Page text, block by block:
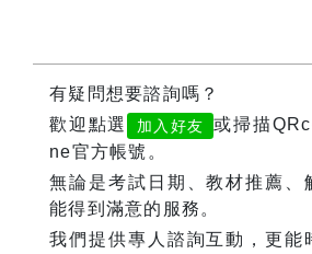
有疑問想要諮詢嗎？
歡迎點選
加入好友
或掃描
ne官方帳號。
無論是考試日期、教材推薦、
能得到滿意的服務。
我們提供專人諮詢互動，更能